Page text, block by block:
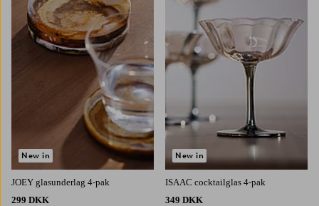
JOEY glasunderlag 4-pak
299 DKK
New in
ISAAC cocktailglas 4-pak
349 DKK
New in